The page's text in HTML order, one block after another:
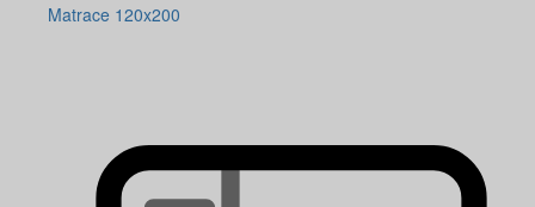
Matrace 120x200